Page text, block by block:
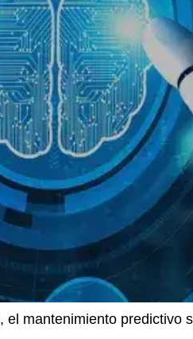
mantenimiento predictivo